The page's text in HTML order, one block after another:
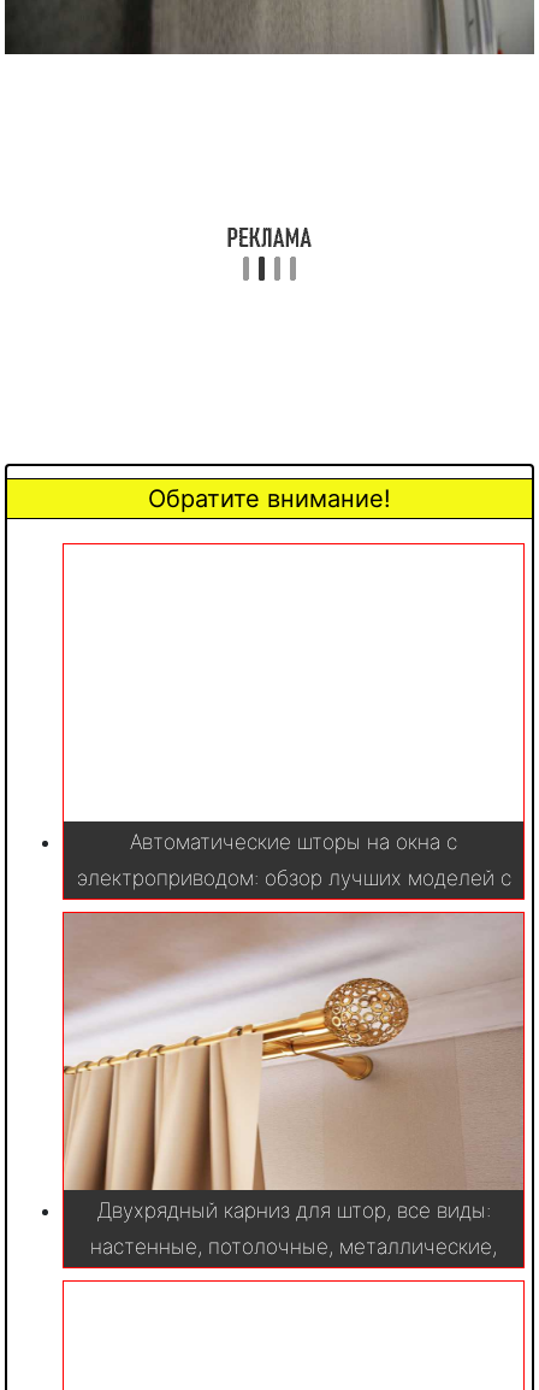
Обратите внимание!
Автоматические шторы на окна с
электроприводом: обзор лучших моделей с
фото и описанием
Двухрядный карниз для штор, все виды:
настенные, потолочные, металлические,
пластиковые. Инструкция по сборке и